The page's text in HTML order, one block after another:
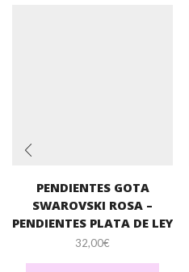
PENDIENTES GOTA
SWAROVSKI ROSA –
PENDIENTES PLATA DE LEY
32,00€